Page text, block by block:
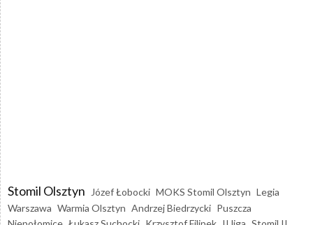
Stomil Olsztyn Józef Łobocki MOKS Stomil Olsztyn Legia
Warszawa Warmia Olsztyn Andrzej Biedrzycki Puszcza